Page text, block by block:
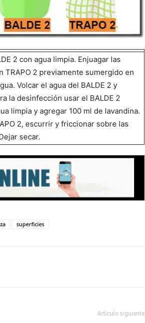
2 con agua limpia. Enjuagar las
TRAPO 2 previamente sumergido en
Volcar el agua del BALDE 2 y
la desinfección usar el BALDE 2
limpia y agregar 100 ml de lavandina.
2, escurrir y friccionar sobre las
secar.
superficies
Artículo siguiente